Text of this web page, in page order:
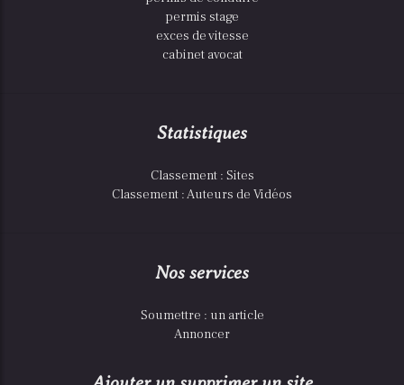
permis stage
exces de vitesse
cabinet avocat
Statistiques
Classement : Sites
Classement : Auteurs de Vidéos
Nos services
Soumettre : un article
Annoncer